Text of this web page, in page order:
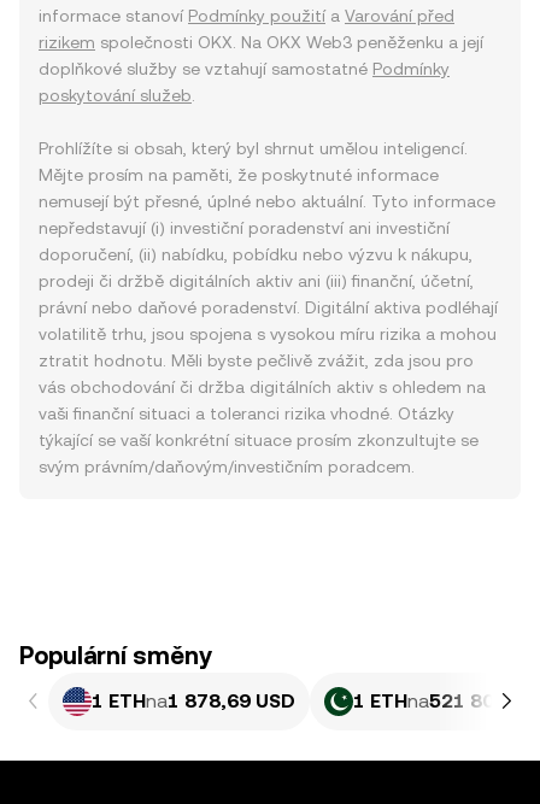
informace stanoví Podmínky použitía Varování před
rizikem společnosti OKX. Na OKX Web3 peněženku a její
doplňkové služby se vztahují samostatné Podmínky
poskytování služeb
Prohlížíte si obsah, který byl shrnut umělou inteligencí.
Mějte prosím na paměti, že poskytnuté informace
nemusejí být přesné, úplné nebo aktuální. Tyto informace
nepředstavují (i) investiční poradenství ani investiční
doporučení, (ii) nabídku, pobídku nebo výzvu k nákupu,
prodeji či držbě digitálních aktiv ani (iii) finanční, účetní,
právní nebo daňové poradenství. Digitální aktiva podléhají
volatilitě trhu, jsou spojena s vysokou míru rizika a mohou
ztratit hodnotu. Měli byste pečlivě zvážit, zda jsou pro
vás obchodování či držba digitálních aktiv s ohledem na
vaši finanční situaci a toleranci rizika vhodné. Otázky
týkající se vaší konkrétní situace prosím zkonzultujte se
svým právním/daňovým/investičním poradcem.
Populární směny
1 ETHna1 878,69 USD 1 ETHna521 806,15